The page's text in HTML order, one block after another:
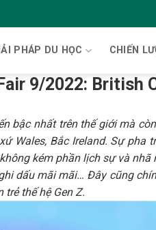
PHÁP DU HỌC CHIẾN
9/2022: British
bậc nhất trên thế giới mà
Wales, Bắc Ireland. Sự pha
kém phần lịch sự và
dấu mãi mãi… Đây cũng
thế hệ Gen Z.